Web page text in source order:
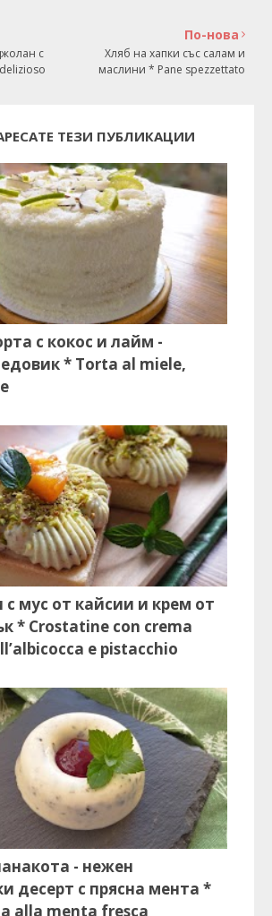
По-нова
Хляб на хапки със салам и
маслини * Pane spezzettato
с
ТЕЗИ ПУБЛИКАЦИИ
с кокос и лайм -
* Torta al miele,
с мус от кайсии и крем от
* Crostatine con crema
e pistacchio
- нежен
десерт с прясна мента *
alla menta fresca